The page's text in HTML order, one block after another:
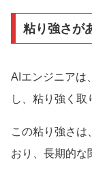
粘り強さが
AIエンジニアは
し、粘り強く取
この粘り強さは
おり、長期的な